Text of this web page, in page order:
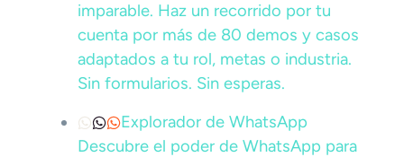
imparable. Haz un recorrido por tu
cuenta por más de 80 demos y casos
adaptados a tu rol, metas o industria.
Sin formularios. Sin esperas.
Explorador de WhatsApp
Descubre el poder de WhatsApp para